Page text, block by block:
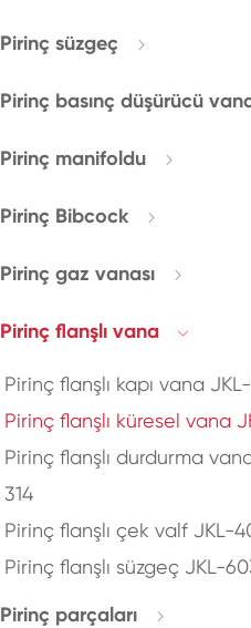
Pirinç süzgeç 
Pirinç basınç düşürücü
Pirinç manifoldu 
Pirinç Bibcock 
Pirinç gaz vanası 
Pirinç flanşlı vana 
Pirinç flanşlı kapı vana
Pirinç flanşlı küresel vana
Pirinç flanşlı durdurma
314
Pirinç flanşlı çek valf JKL-
Pirinç flanşlı süzgeç JKL-
Pirinç parçaları 